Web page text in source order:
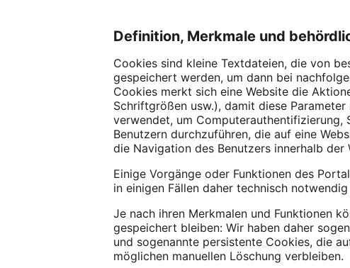
Definition, Merkmale und
Cookies sind kleine Textdateien, die von
gespeichert werden, um dann bei
Cookies merkt sich eine Website die
Schriftgrößen usw.), damit diese
verwendet, um
Benutzern durchzuführen, die auf eine
die Navigation des Benutzers innerhalb
Einige Vorgänge oder Funktionen des
in einigen Fällen daher technisch
Je nach ihren Merkmalen und Funktionen
gespeichert bleiben: Wir haben daher
und sogenannte persistente Cookies, die
möglichen manuellen Löschung verbleiben.